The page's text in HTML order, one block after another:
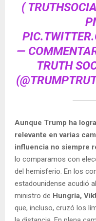
(
—
TRUTH
Aunque Trump ha
relevante en varias
influencia no siempre
lo comparamos con
del hemisferio. En los
estadounidense acudió
ministro de Hungría,
que, incluso, cruzó los